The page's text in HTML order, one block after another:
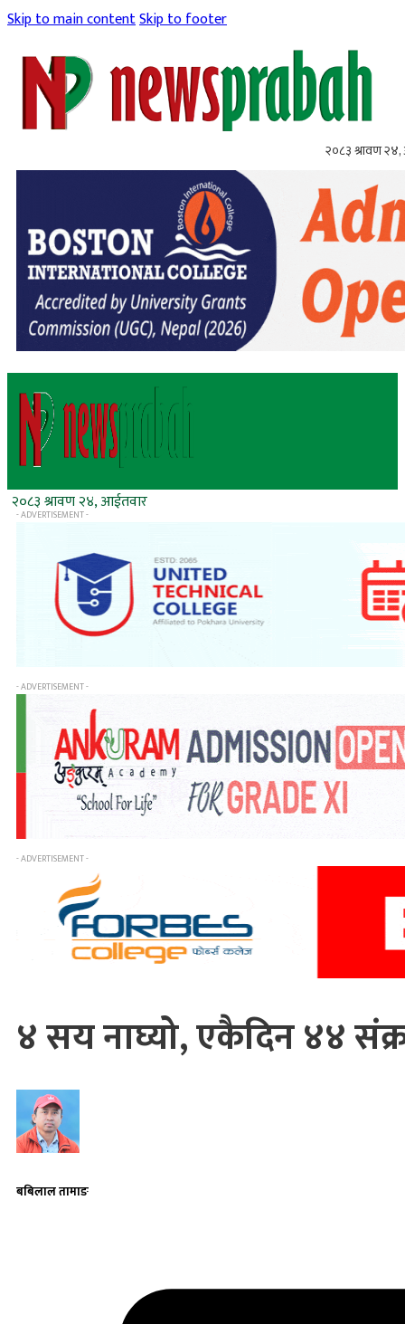
Skip to main contentSkip to footer
२०८३ श्रावण
२०८३ श्रावण २४, आईतवार
- ADVERTISEMENT -
- ADVERTISEMENT -
- ADVERTISEMENT -
४ सय नाघ्यो, एकैदिन ४४
बबिलाल तामाङ